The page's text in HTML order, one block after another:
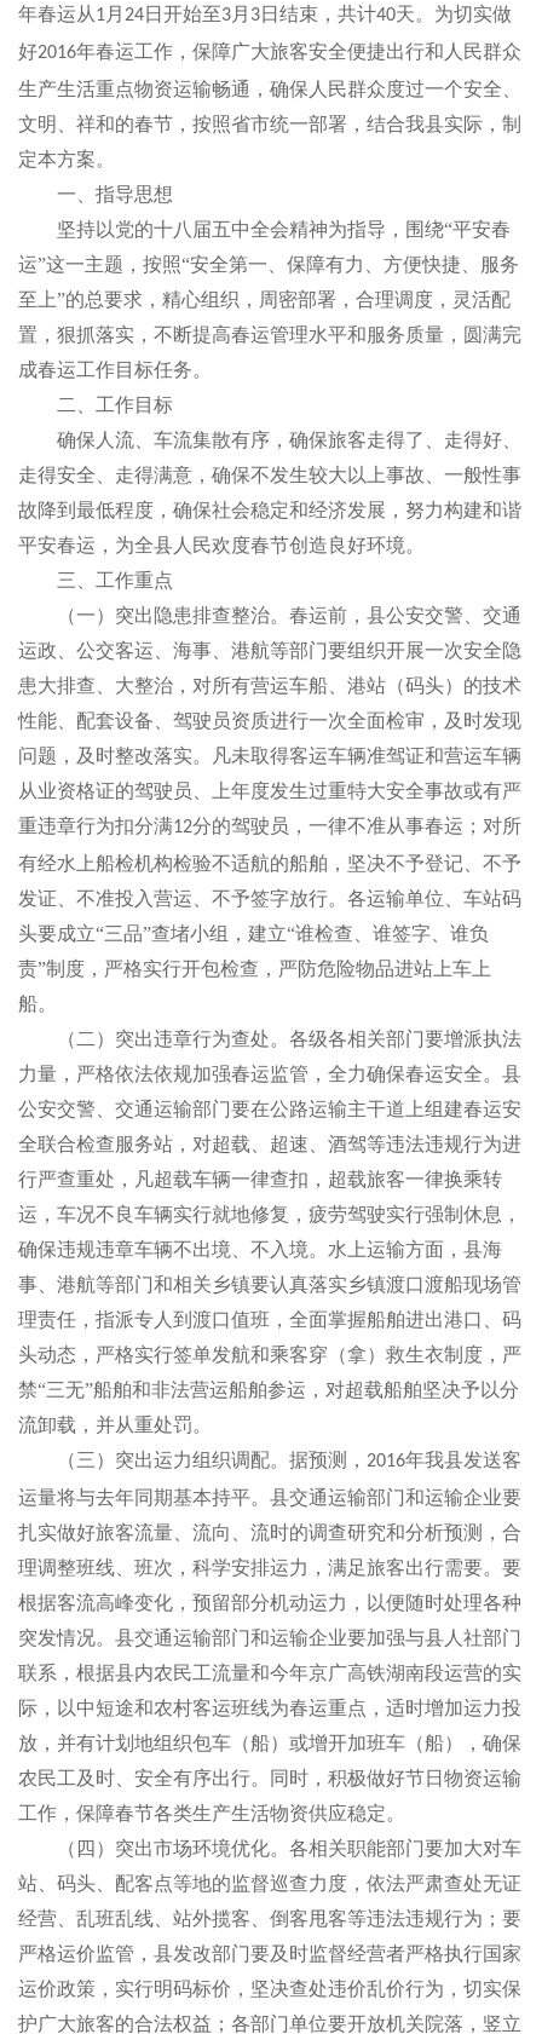
年春运从1月 24日开始至3月 3日结束，共计40天。为切实做
好2016年春运工作，保障广大旅客安全便捷出行和人民群众
生产生活重点物资运输畅通，确保人民群众度过一个安全、
文明、祥和的春节，按照省市统一部署，结合我县实际，制
定本方案。
一、指导思想
坚持以党的十八届五中全会精神为指导，围绕“平安春
运”这一主题，按照“安全第一、保障有力、方便快捷、服务
至上”的总要求，精心组织，周密部署，合理调度，灵活配
置，狠抓落实，不断提高春运管理水平和服务质量，圆满完
成春运工作目标任务。
二、工作目标
确保人流、车流集散有序，确保旅客走得了、走得好、
走得安全、走得满意，确保不发生较大以上事故、一般性事
故降到最低程度，确保社会稳定和经济发展，努力构建和谐
平安春运，为全县人民欢度春节创造良好环境。
三、工作重点
（一）突出隐患排查整治。春运前，县公安交警、交通
运政、公交客运、海事、港航等部门要组织开展一次安全隐
患大排查、大整治，对所有营运车船、港站（码头）的技术
性能、配套设备、驾驶员资质进行一次全面检审，及时发现
问题，及时整改落实。凡未取得客运车辆准驾证和营运车辆
从业资格证的驾驶员、上年度发生过重特大安全事故或有严
重违章行为扣分满12分的驾驶员，一律不准从事春运；对所
有经水上船检机构检验不适航的船舶，坚决不予登记、不予
发证、不准投入营运、不予签字放行。各运输单位、车站码
头要成立“三品”查堵小组，建立“谁检查、谁签字、谁负
责”制度，严格实行开包检查，严防危险物品进站上车上
船。
（二）突出违章行为查处。各级各相关部门要增派执法
力量，严格依法依规加强春运监管，全力确保春运安全。县
公安交警、交通运输部门要在公路运输主干道上组建春运安
全联合检查服务站，对超载、超速、酒驾等违法违规行为进
行严查重处，凡超载车辆一律查扣，超载旅客一律换乘转
运，车况不良车辆实行就地修复，疲劳驾驶实行强制休息，
确保违规违章车辆不出境、不入境。水上运输方面，县海
事、港航等部门和相关乡镇要认真落实乡镇渡口渡船现场管
理责任，指派专人到渡口值班，全面掌握船舶进出港口、码
头动态，严格实行签单发航和乘客穿（拿）救生衣制度，严
禁“三无”船舶和非法营运船舶参运，对超载船舶坚决予以分
流卸载，并从重处罚。
（三）突出运力组织调配。据预测， 2016年我县发送客
运量将与去年同期基本持平。县交通运输部门和运输企业要
扎实做好旅客流量、流向、流时的调查研究和分析预测，合
理调整班线、班次，科学安排运力，满足旅客出行需要。要
根据客流高峰变化，预留部分机动运力，以便随时处理各种
突发情况。县交通运输部门和运输企业要加强与县人社部门
联系，根据县内农民工流量和今年京广高铁湖南段运营的实
际，以中短途和农村客运班线为春运重点，适时增加运力投
放，并有计划地组织包车（船）或增开加班车（船），确保
农民工及时、安全有序出行。同时，积极做好节日物资运输
工作，保障春节各类生产生活物资供应稳定。
（四）突出市场环境优化。各相关职能部门要加大对车
站、码头、配客点等地的监督巡查力度，依法严肃查处无证
经营、乱班乱线、站外揽客、倒客甩客等违法违规行为；要
严格运价监管，县发改部门要及时监督经营者严格执行国家
运价政策，实行明码标价，坚决查处违价乱价行为，切实保
护广大旅客的合法权益；各部门单位要开放机关院落，竖立